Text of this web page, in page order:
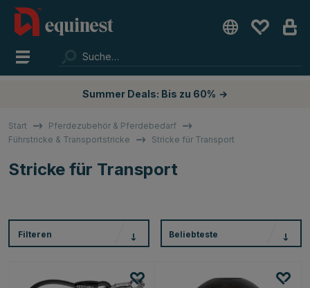
Summer Deals: Bis zu 60% →
Start
Pferdezubehör & Pferdebedarf
Führstricke & Transportstricke
Stricke für Transport
Stricke für Transport
Filteren Beliebteste